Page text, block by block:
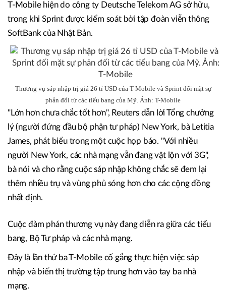
T-Mobile hiện do công ty Deutsche Telekom AG sở hữu,
trong khi Sprint được kiểm soát bởi tập đoàn viễn thông
SoftBank của Nhật Bản.
Thương vụ sáp nhập trị giá 26 tỉ USD của T-Mobile và Sprint đối mặt sự
phản đối từ các tiểu bang của Mỹ. Ảnh: T-Mobile
"Lớn hơn chưa chắc tốt hơn", Reuters dẫn lời Tổng chưởng
lý (người đứng đầu bộ phận tư pháp) New York, bà Letitia
James, phát biểu trong một cuộc họp báo. "Với nhiều
người New York, các nhà mạng vẫn đang vật lộn với 3G",
bà nói và cho rằng cuộc sáp nhập không chắc sẽ đem lại
thêm nhiều trụ và vùng phủ sóng hơn cho các cộng đồng
nhất định.
Cuộc đàm phán thương vụ này đang diễn ra giữa các tiểu
bang, Bộ Tư pháp và các nhà mạng.
Đây là lần thứ ba T-Mobile cố gắng thực hiện việc sáp
nhập và biến thị trường tập trung hơn vào tay ba nhà
mạng.